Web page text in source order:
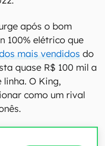
após o bom
100% elétrico que
mais vendidos do
quase R$ 100 mil a
O King,
como um rival